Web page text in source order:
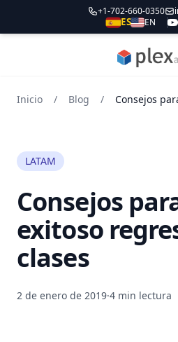
+1-702-660-0350
ES EN
PLEXapps
Inicio / Blog / Consejos
LATAM
Consejos
exitoso
clases
2 de enero de 2019·4 min lectura